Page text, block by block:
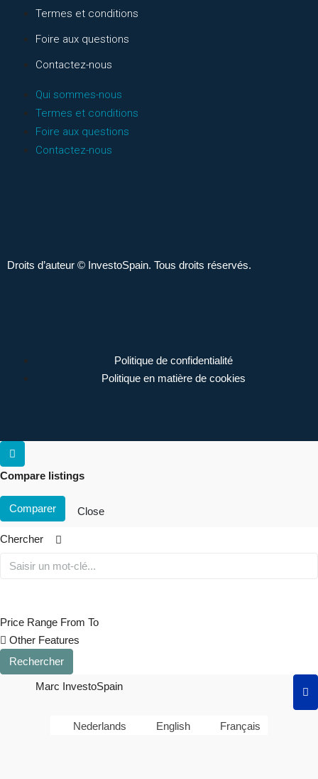
Termes et conditions
Foire aux questions
Contactez-nous
Qui sommes-nous
Termes et conditions
Foire aux questions
Contactez-nous
Droits d’auteur © InvestoSpain. Tous droits réservés.
Politique de confidentialité
Politique en matière de cookies
Compare listings
Comparer Close
Chercher
Price Range From To
Other Features
Rechercher
Marc InvestoSpain
Nederlands English Français